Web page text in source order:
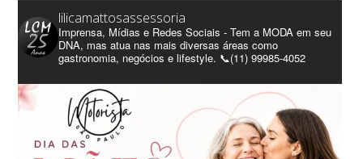
lilicamattosassessoria
Imprensa, Mídias e Redes Sociais - Tem a MODA em seu
DNA, mas atua nas mais diversas áreas como
gastronomia, negócios e lifestyle. 📞(11) 99985-4052